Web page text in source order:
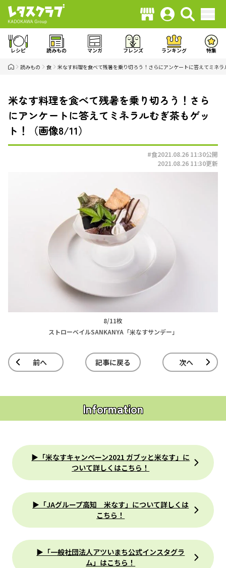
レシピ 読みもの マンガ フレンズ ランキング 特集
読みもの 食 米なす料理を食べて残暑を乗り切ろう！さらにアンケートに答えてミネ
米なす料理を食べて残暑を乗り切ろう！さら
にアンケートに答えてミネラルむぎ茶もゲッ
ト！（画像8/11）
#食2021.08.26 11:30公開
2021.08.26 11:30更新
8/11枚
ストローベイルSANKANYA「米なすサンデー」
前へ 記事に戻る 次へ
Information
▶「米なすキャンペーン2021 ガブッと米なす」に
ついて詳しくはこちら！
▶「JAグループ高知 米なす」について詳しくは
こちら！
▶「一般社団法人アツいまち公式インスタグラ
ム」はこちら！